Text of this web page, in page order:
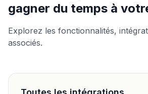
gagner du temps à
Explorez les fonctionnalités,
associés.